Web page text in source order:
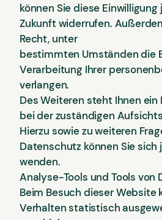
können Sie diese
Zukunft widerrufen.
Recht, unter
bestimmten Umständen die
Verarbeitung Ihrer
verlangen.
Des Weiteren steht Ihnen
bei der zuständigen
Hierzu sowie zu weiteren
Datenschutz können Sie sich
wenden.
Analyse-Tools und Tools von
Beim Besuch dieser Website
Verhalten statistisch